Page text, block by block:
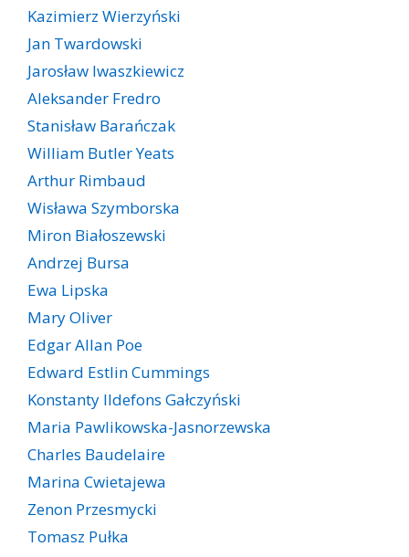
Kazimierz Wierzyński
Jan Twardowski
Jarosław Iwaszkiewicz
Aleksander Fredro
Stanisław Barańczak
William Butler Yeats
Arthur Rimbaud
Wisława Szymborska
Miron Białoszewski
Andrzej Bursa
Ewa Lipska
Mary Oliver
Edgar Allan Poe
Edward Estlin Cummings
Konstanty Ildefons Gałczyński
Maria Pawlikowska-Jasnorzewska
Charles Baudelaire
Marina Cwietajewa
Zenon Przesmycki
Tomasz Pułka